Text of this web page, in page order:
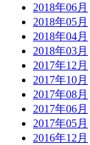
2018年06月
2018年05月
2018年04月
2018年03月
2017年12月
2017年10月
2017年08月
2017年06月
2017年05月
2016年12月